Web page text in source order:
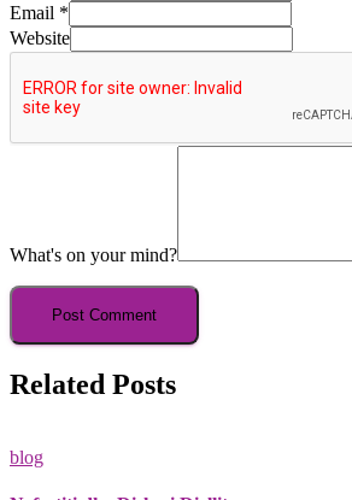
Email *
Website
What's on your mind?
Related Posts
blog